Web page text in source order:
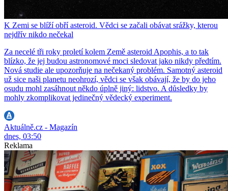
K Zemi se blíží obří asteroid. Vědci se začali obávat srážky, kterou
nejdřív nikdo nečekal
Za necelé tři roky proletí kolem Země asteroid Apophis, a to tak
blízko, že jej budou astronomové moci sledovat jako nikdy předtím.
Nová studie ale upozorňuje na nečekaný problém. Samotný asteroid
už sice naši planetu neohrozí, vědci se však obávají, že by do jeho
osudu mohl zasáhnout někdo úplně jiný: lidstvo. A důsledky by
mohly zkomplikovat jedinečný vědecký experiment.
Aktuálně.cz - Magazín
dnes, 03:50
Reklama